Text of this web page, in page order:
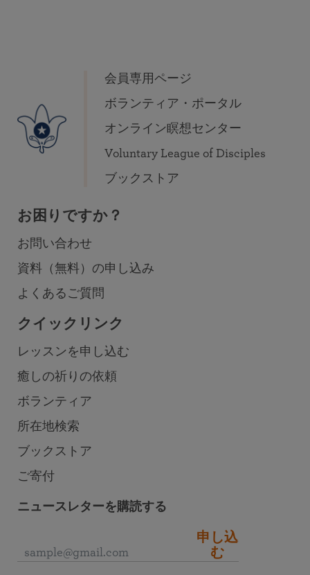
会員専用ページ
ボランティア・ポータル
オンライン瞑想センター
Voluntary League of Disciples
ブックストア
お困りですか？
お問い合わせ
資料（無料）の申し込み
よくあるご質問
クイックリンク
レッスンを申し込む
癒しの祈りの依頼
ボランティア
所在地検索
ブックストア
ご寄付
ニュースレターを購読する
申し込
む